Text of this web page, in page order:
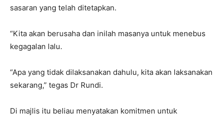
sasaran yang telah ditetapkan.
“Kita akan berusaha dan inilah masanya untuk menebus
kegagalan lalu.
“Apa yang tidak dilaksanakan dahulu, kita akan laksanakan
sekarang,” tegas Dr Rundi.
Di majlis itu beliau menyatakan komitmen untuk